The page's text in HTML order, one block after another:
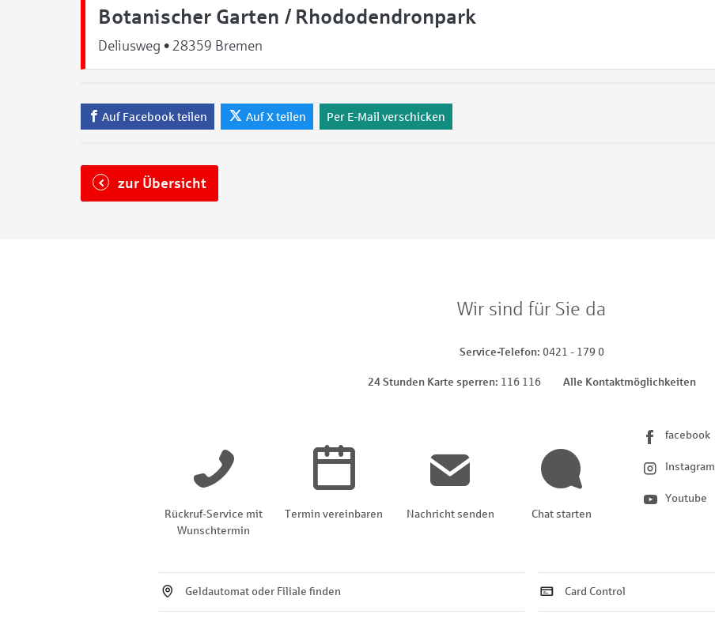
Botanischer Garten / Rhododendronpark
Deliusweg • 28359 Bremen
Auf Facebook teilen Auf X teilen Per E-Mail verschicken
zur Übersicht
Wir sind für Sie da
Service-Telefon 0421 - 179 0
24 Stunden Karte sperren 116 116 Alle Kontaktmöglichkeiten
Rückruf-Service mit
Wunschtermin
Termin vereinbaren Nachricht senden Chat starten
facebook
Instagram
Youtube
Geldautomat oder Filiale finden Card Control